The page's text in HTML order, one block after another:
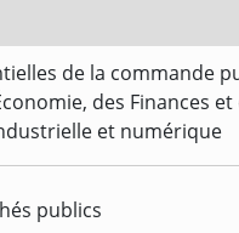
de la commande
des Finances et
et numérique
publics